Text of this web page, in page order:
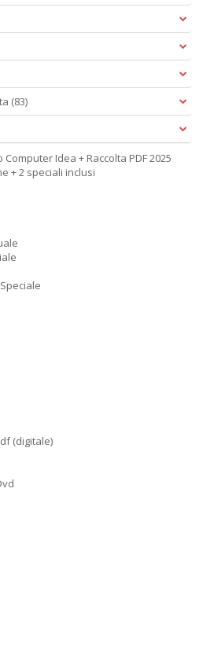
(83)
Idea + Raccolta PDF 2025
+ 2 speciali inclusi
(digitale)